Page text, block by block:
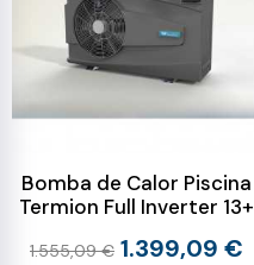
Bomba de Calor Piscina
Termion Full Inverter 13+
1.555,09 € 1.399,09 €